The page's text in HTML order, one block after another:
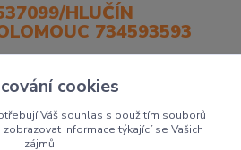
HLUČÍN
734593593
cookies
Váš souhlas s použitím souborů
informace týkající se Vašich
zájmů.